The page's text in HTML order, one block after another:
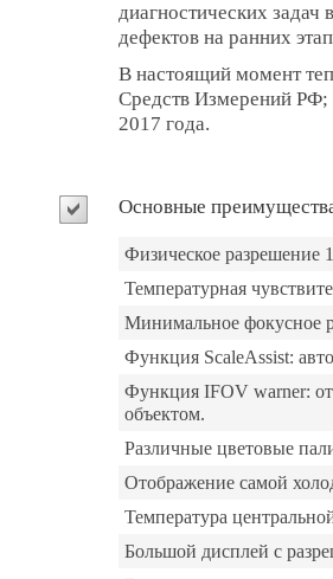
диагностических задач
дефектов на ранних
В настоящий момент
Средств Измерений РФ;
2017 года.
Основные
Физическое разрешение
Температурная
Минимальное фокусное
Функция ScaleAssist:
Функция IFOV warner:
объектом.
Различные цветовые
Отображение самой
Температура
Большой дисплей с